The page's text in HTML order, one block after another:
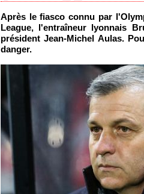
Après le fiasco connu par
League, l'entraîneur lyonnais
président Jean-Michel Aulas.
danger.